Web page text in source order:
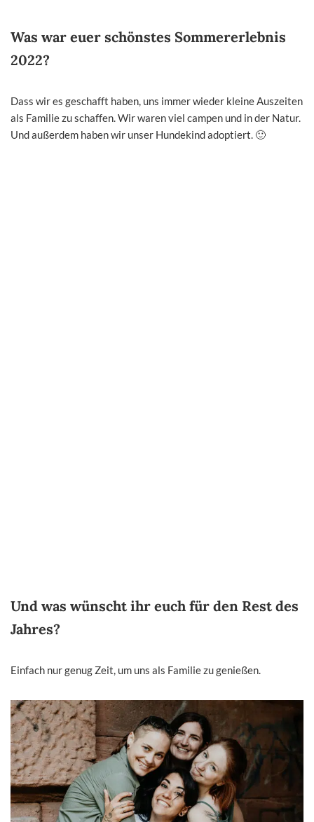
Was war euer schönstes Sommererlebnis
2022?
Dass wir es geschafft haben, uns immer wieder kleine Auszeiten
als Familie zu schaffen. Wir waren viel campen und in der Natur.
Und außerdem haben wir unser Hundekind adoptiert. 🙂
Und was wünscht ihr euch für den Rest des
Jahres?
Einfach nur genug Zeit, um uns als Familie zu genießen.